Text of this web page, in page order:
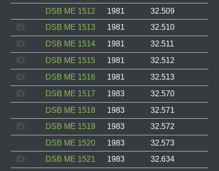
DSB ME 1512
1981 32.509
DSB ME 1513
1981 32.510
DSB ME 1514
1981 32.511
DSB ME 1515
1981 32.512
DSB ME 1516
1981 32.513
DSB ME 1517
1983 32.570
DSB ME 1518
1983 32.571
DSB ME 1519
1983 32.572
DSB ME 1520
1983 32.573
DSB ME 1521
1983 32.634